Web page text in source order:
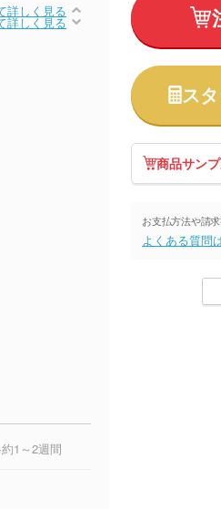
詳しく見る
詳しく見る
1～2週間
ス
商品サン
お支払方法や請
よくある質問